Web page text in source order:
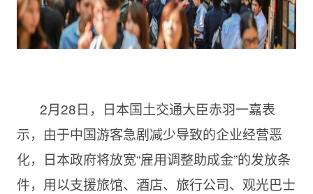
2月28日，日本国土交通大臣赤羽一嘉表
示，由于中国游客急剧减少导致的企业经营恶
化，日本政府将放宽“雇用调整助成金”的发放条
件，用以支援旅馆、酒店、旅行公司、观光巴士